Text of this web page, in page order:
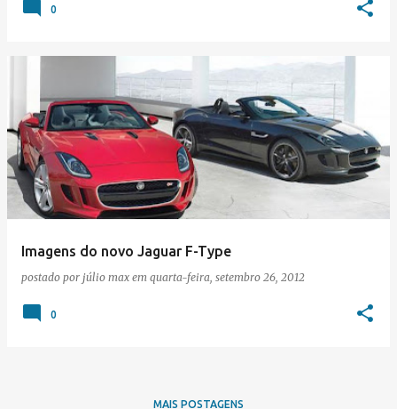
0
Imagens do novo Jaguar F-Type
postado por júlio max em quarta-feira, setembro 26, 2012
0
MAIS POSTAGENS